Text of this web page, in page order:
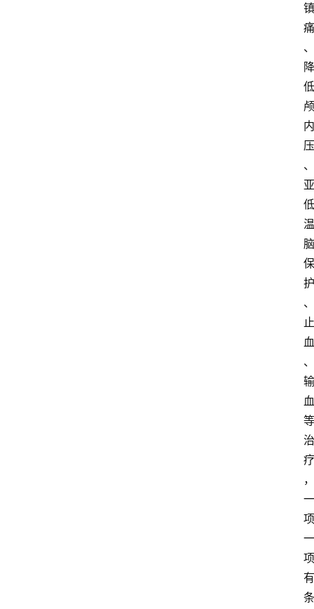
镇
痛
、
降
低
颅
内
压
、
亚
低
温
脑
保
护
、
止
血
、
输
血
等
治
疗
，
一
项
一
项
有
条